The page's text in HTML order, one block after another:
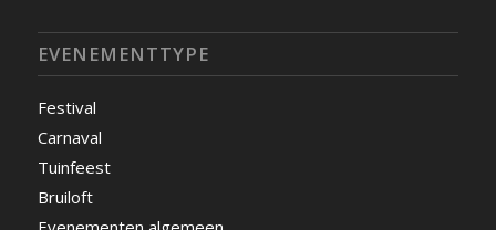
EVENEMENTTYPE
Festival
Carnaval
Tuinfeest
Bruiloft